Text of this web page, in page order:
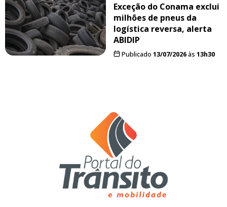
Exceção do Conama exclui
milhões de pneus da
logística reversa, alerta
ABIDIP
Publicado 13/07/2026às 13h30